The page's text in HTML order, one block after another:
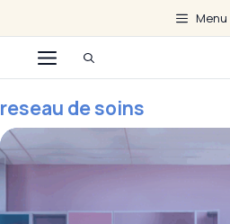
au
contenu
Menu
Menu
reseau de soins